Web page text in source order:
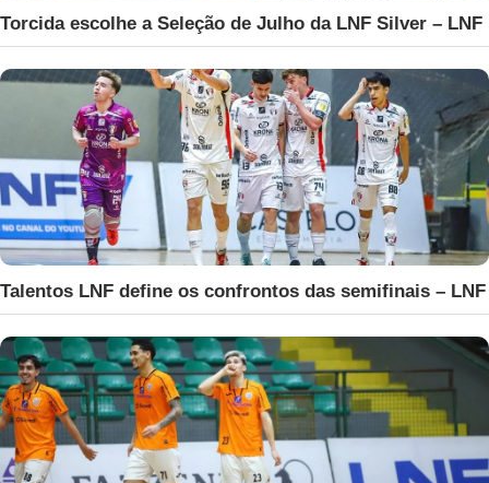
Torcida escolhe a Seleção de Julho da LNF Silver – LNF
Talentos LNF define os confrontos das semifinais – LNF